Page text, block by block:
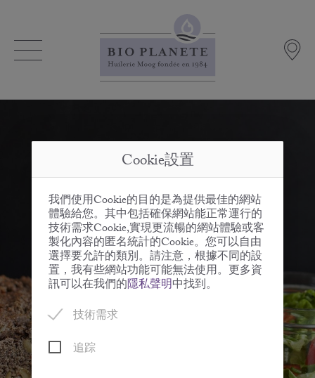
Cookie設置
我們使用Cookie的目的是為提供最佳的網站
體驗給您。其中包括確保網站能正常運行的
技術需求Cookie,實現更流暢的網站體驗或客
製化內容的匿名統計的Cookie。您可以自由
選擇要允許的類別。請注意，根據不同的設
置，我有些網站功能可能無法使用。更多資
訊可以在我們的隱私聲明中找到。
技術需求
追踪